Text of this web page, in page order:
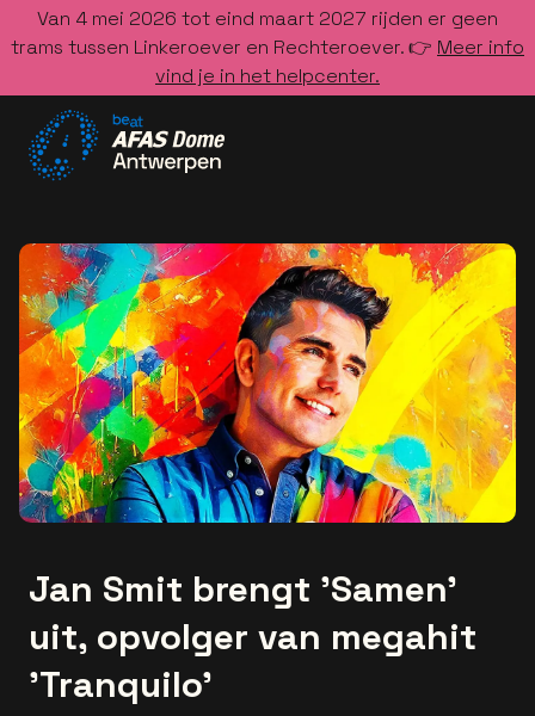
Van 4 mei 2026 tot eind maart 2027 rijden er geen
trams tussen Linkeroever en Rechteroever. 👉 Meer info
vind je in het helpcenter.
Jan Smit brengt 'Samen'
uit, opvolger van megahit
'Tranquilo'